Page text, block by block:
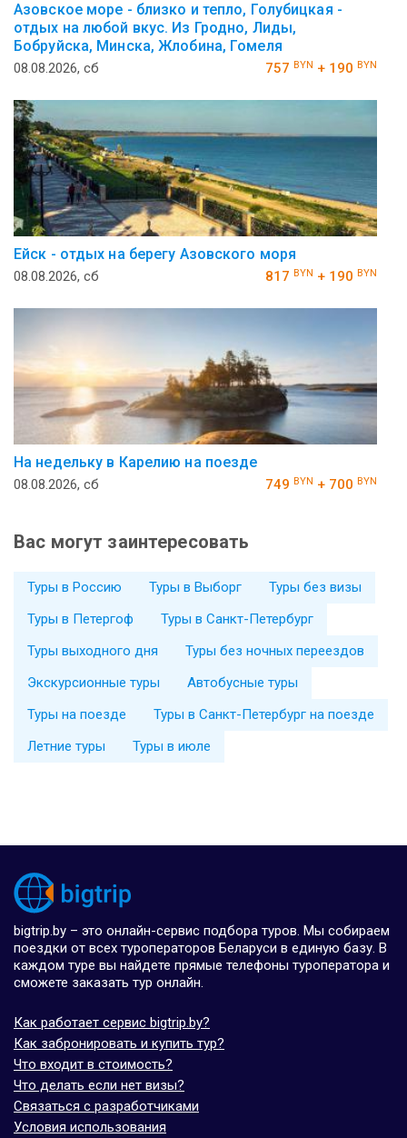
Азовское море - близко и тепло, Голубицкая -
отдых на любой вкус. Из Гродно, Лиды,
Бобруйска, Минска, Жлобина, Гомеля
08.08.2026, сб 757 BYN + 190 BYN
Ейск - отдых на берегу Азовского моря
08.08.2026, сб 817 BYN + 190 BYN
На недельку в Карелию на поезде
08.08.2026, сб 749 BYN + 700 BYN
Вас могут заинтересовать
Туры в Россию Туры в Выборг
Туры без визы
Туры в Петергоф
Туры в Санкт-Петербург
Туры выходного дня
Туры без ночных переездов
Экскурсионные туры
Автобусные туры
Туры на поезде
Туры в Санкт-Петербург на поезде
Летние туры
Туры в июле
bigtrip.by – это онлайн-сервис подбора туров. Мы собираем
поездки от всех туроператоров Беларуси в единую базу. В
каждом туре вы найдете прямые телефоны туроператора и
сможете заказать тур онлайн.
Как работает сервис bigtrip.by?
Как забронировать и купить тур?
Что входит в стоимость?
Что делать если нет визы?
Связаться с разработчиками
Условия использования